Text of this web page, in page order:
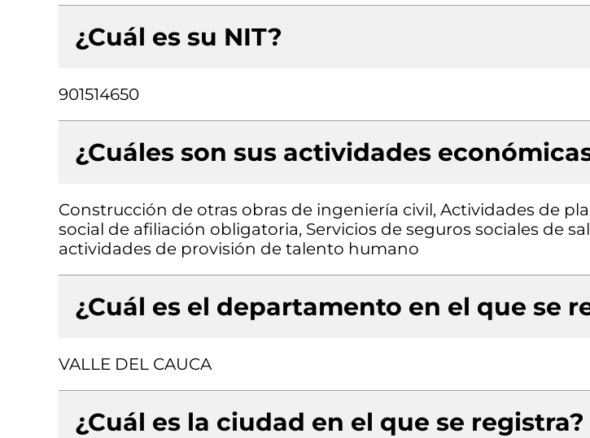
¿Cuál es su NIT?
901514650
¿Cuáles son sus actividades
Construcción de otras obras de ingeniería civil, Actividades de
social de afiliación obligatoria, Servicios de seguros sociales de
actividades de provisión de talento humano
¿Cuál es el departamento en el que se
VALLE DEL CAUCA
¿Cuál es la ciudad en el que se registra?